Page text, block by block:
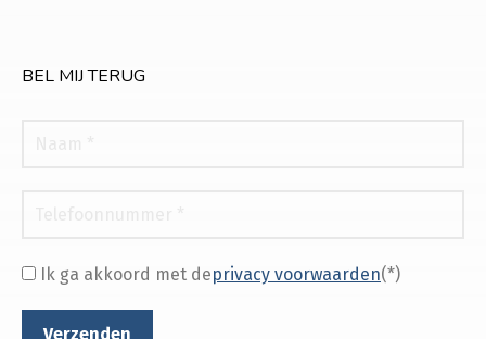
BEL MIJ TERUG
Ik ga akkoord met deprivacy voorwaarden(*)